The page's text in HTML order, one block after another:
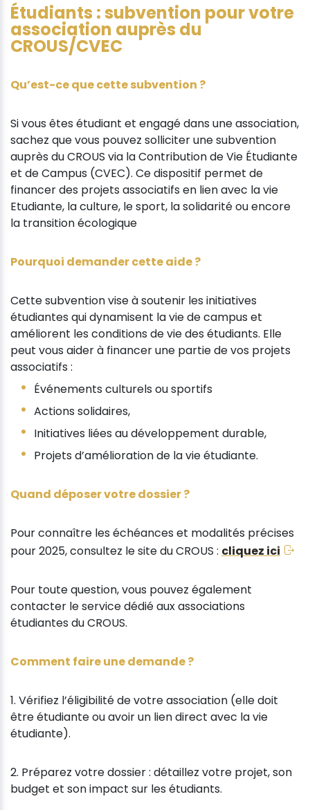
Étudiants : subvention pour votre
association auprès du
CROUS/CVEC
Qu’est-ce que cette subvention ?
Si vous êtes étudiant et engagé dans une association,
sachez que vous pouvez solliciter une subvention
auprès du CROUS via la Contribution de Vie Étudiante
et de Campus (CVEC). Ce dispositif permet de
financer des projets associatifs en lien avec la vie
Etudiante, la culture, le sport, la solidarité ou encore
la transition écologique
Pourquoi demander cette aide ?
Cette subvention vise à soutenir les initiatives
étudiantes qui dynamisent la vie de campus et
améliorent les conditions de vie des étudiants. Elle
peut vous aider à financer une partie de vos projets
associatifs :
Événements culturels ou sportifs
Actions solidaires,
Initiatives liées au développement durable,
Projets d’amélioration de la vie étudiante.
Quand déposer votre dossier ?
Pour connaître les échéances et modalités précises
pour 2025, consultez le site du CROUS : cliquez ici
Pour toute question, vous pouvez également
contacter le service dédié aux associations
étudiantes du CROUS.
Comment faire une demande ?
1. Vérifiez l’éligibilité de votre association (elle doit
être étudiante ou avoir un lien direct avec la vie
étudiante).
2. Préparez votre dossier : détaillez votre projet, son
budget et son impact sur les étudiants.